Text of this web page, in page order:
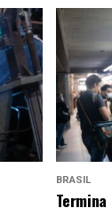
BRASIL